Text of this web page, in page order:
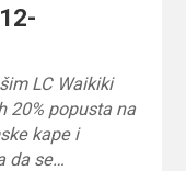
LC Waikiki
20% popusta na
kape i
da se…